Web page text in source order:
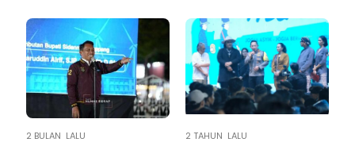
2 BULAN LALU 2 TAHUN LALU